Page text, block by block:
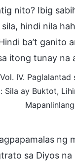
nito? Ibig
hindi nila
ba’t ganito
itong tunay na
IV. Paglalantad
Sila ay Buktot,
ng
sa Diyos